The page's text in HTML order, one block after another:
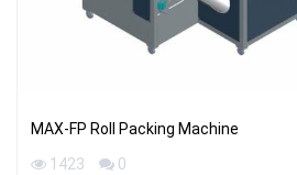
MAX-FP Roll Packing Machine
1423
0